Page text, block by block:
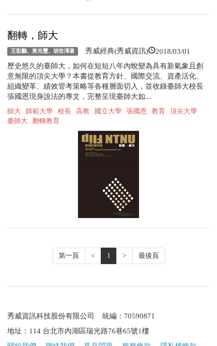
翻轉，師大
王彩鸝、黃兆璽、胡世澤著 秀威經典(秀威資訊) 2018/03/01
歷史悠久的臺師大，如何在短短八年內蛻變為具有新氣象且創
意無限的頂尖大學？本書從教育方針、國際交流、資產活化、
組織變革、績效管考策略等各種層面切入，並收錄臺師大校長
張國恩現身說法的專文，完整呈現臺師大如...
師大 師範大學 校長 高教 國立大學 張國恩 教育
頂尖大學
臺師大
翻轉教育
第一頁 < 1 > 最後頁
秀威資訊科技股份有限公司 統編：70590871
地址：114 台北市內湖區瑞光路76巷65號1樓